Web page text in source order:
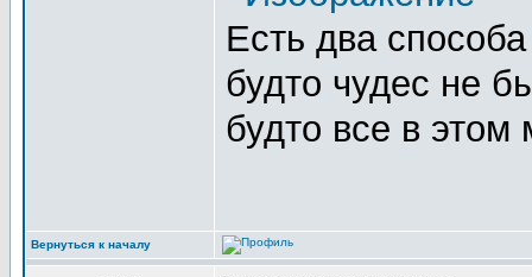
Есть два
будто чудес не
будто все в этом
Вернуться к началу